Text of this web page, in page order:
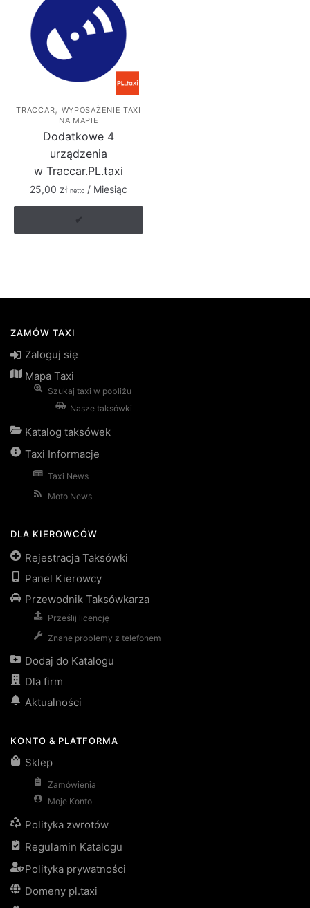
TRACCAR, WYPOSAŻENIE TAXI
NA MAPIE
Dodatkowe 4
urządzenia
w Traccar.PL.taxi
25,00 zł netto / Miesiąc
✔
ZAMÓW TAXI
Zaloguj się
Mapa Taxi
Szukaj taxi w pobliżu
Nasze taksówki
Katalog taksówek
Taxi Informacje
Taxi News
Moto News
DLA KIEROWCÓW
Rejestracja Taksówki
Panel Kierowcy
Przewodnik Taksówkarza
Prześlij licencję
Znane problemy z telefonem
Dodaj do Katalogu
Dla firm
Aktualności
KONTO & PLATFORMA
Sklep
Zamówienia
Moje Konto
Polityka zwrotów
Regulamin Katalogu
Polityka prywatności
Domeny pl.taxi